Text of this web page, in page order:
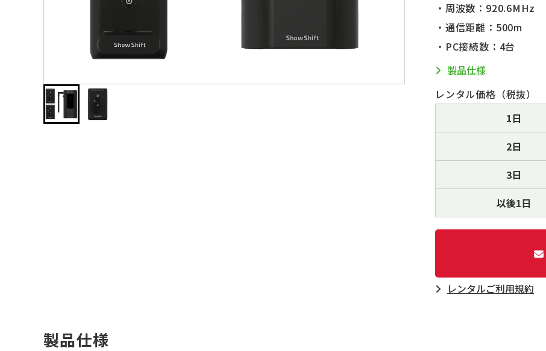
・周波数：920.6MHz
・通信距離：500m
・PC接続数：4台
製品仕様
レンタル価格（税抜）
1日
2日
3日
以後1日
レンタルご利⽤規約
製品仕様